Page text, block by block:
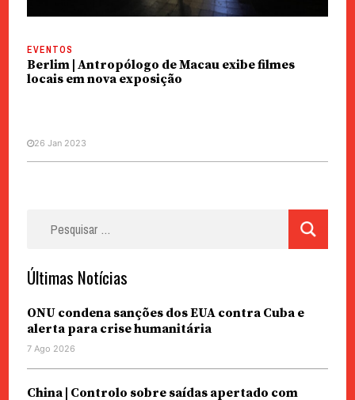
EVENTOS
Berlim | Antropólogo de Macau exibe filmes
locais em nova exposição
26 Jan 2023
Últimas Notícias
ONU condena sanções dos EUA contra Cuba e
alerta para crise humanitária
7 Ago 2026
China | Controlo sobre saídas apertado com